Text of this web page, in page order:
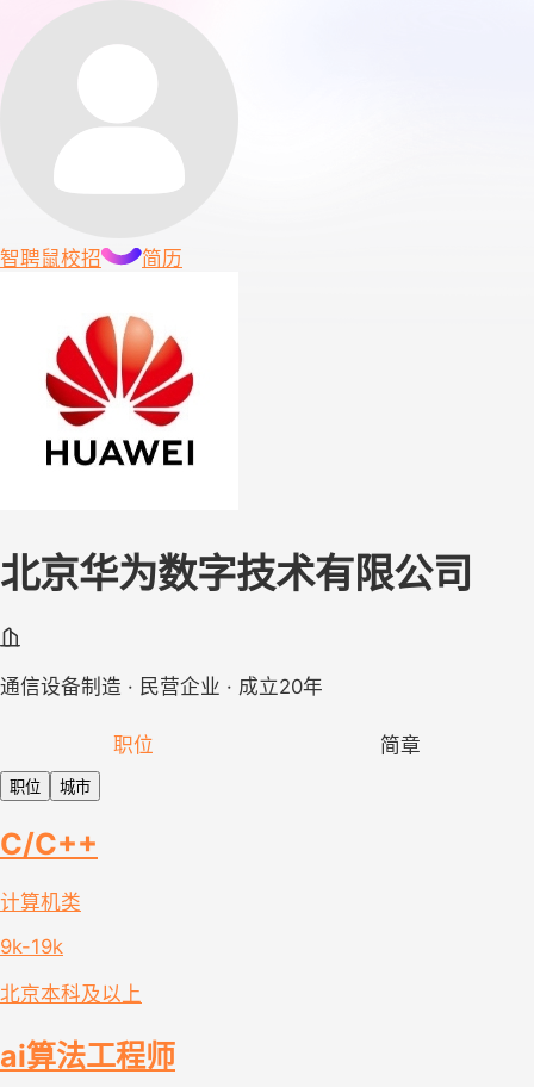
智聘鼠校招 简历
北京华为数字技术有限公司
通信设备制造 · 民营企业 · 成立20年
职位 简章
职位 城市
C/C++
计算机类
9k-19k
北京本科及以上
ai算法工程师